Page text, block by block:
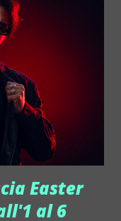
ma lo
in una
introspettiva.
un viaggio ritmico
un arrangiamento
rapidamente
Easter
al 6